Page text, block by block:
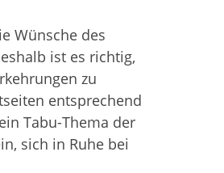
Wünsche des
ist es richtig,
zu
entsprechend
Tabu-Thema der
sich in Ruhe bei